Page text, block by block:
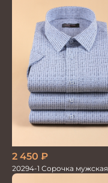
2 450 ₽
20294-1 Сорочка мужская